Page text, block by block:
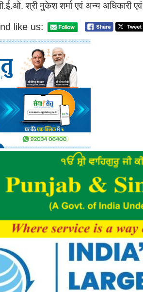
श्री मुकेश शर्मा एवं अन्य अधिकारी एवं
like us: